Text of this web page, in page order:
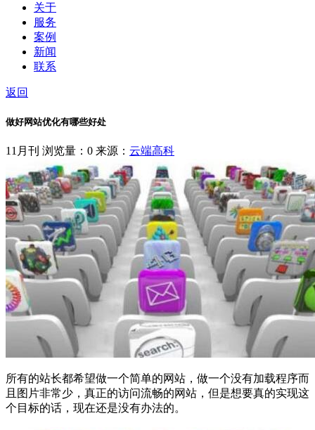
关于
服务
案例
新闻
联系
返回
做好网站优化有哪些好处
11月刊 浏览量：0 来源： 云端高科
所有的站长都希望做一个简单的网站，做一个没有加载程序而
且图片非常少，真正的访问流畅的网站，但是想要真的实现这
个目标的话，现在还是没有办法的。